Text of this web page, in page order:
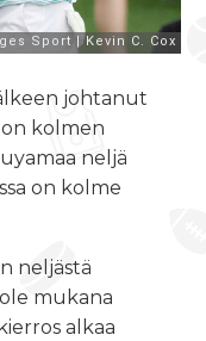
johtanut
on kolmen
neljä
on kolme
neljästä
mukana
alkaa